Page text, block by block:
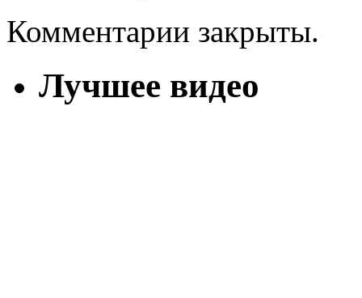
Комментарии закрыты.
Лучшее видео